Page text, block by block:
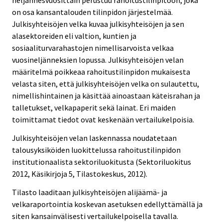
on osa kansantalouden tilinpidon järjestelmää.
Julkisyhteisöjen velka kuvaa julkisyhteisöjen ja sen
alasektoreiden eli valtion, kuntien ja
sosiaaliturvarahastojen nimellisarvoista velkaa
vuosineljänneksien lopussa. Julkisyhteisöjen velan
määritelmä poikkeaa rahoitustilinpidon mukaisesta
velasta siten, että julkisyhteisöjen velka on sulautettu,
nimellishintainen ja käsittää ainoastaan käteisrahan ja
talletukset, velkapaperit sekä lainat. Eri maiden
toimittamat tiedot ovat keskenään vertailukelpoisia.
Julkisyhteisöjen velan laskennassa noudatetaan
talousyksiköiden luokittelussa rahoitustilinpidon
institutionaalista sektoriluokitusta (Sektoriluokitus
2012, Käsikirjoja 5, Tilastokeskus, 2012).
Tilasto laaditaan julkisyhteisöjen alijäämä- ja
velkaraportointia koskevan asetuksen edellyttämällä ja
siten kansainvälisesti vertailukelpoisella tavalla.